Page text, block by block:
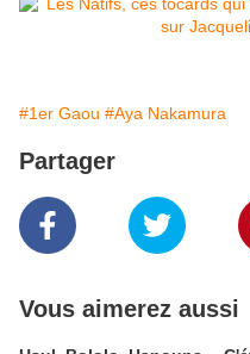
#1er Gaou #Aya Nakamura
Partager
Vous aimerez aussi